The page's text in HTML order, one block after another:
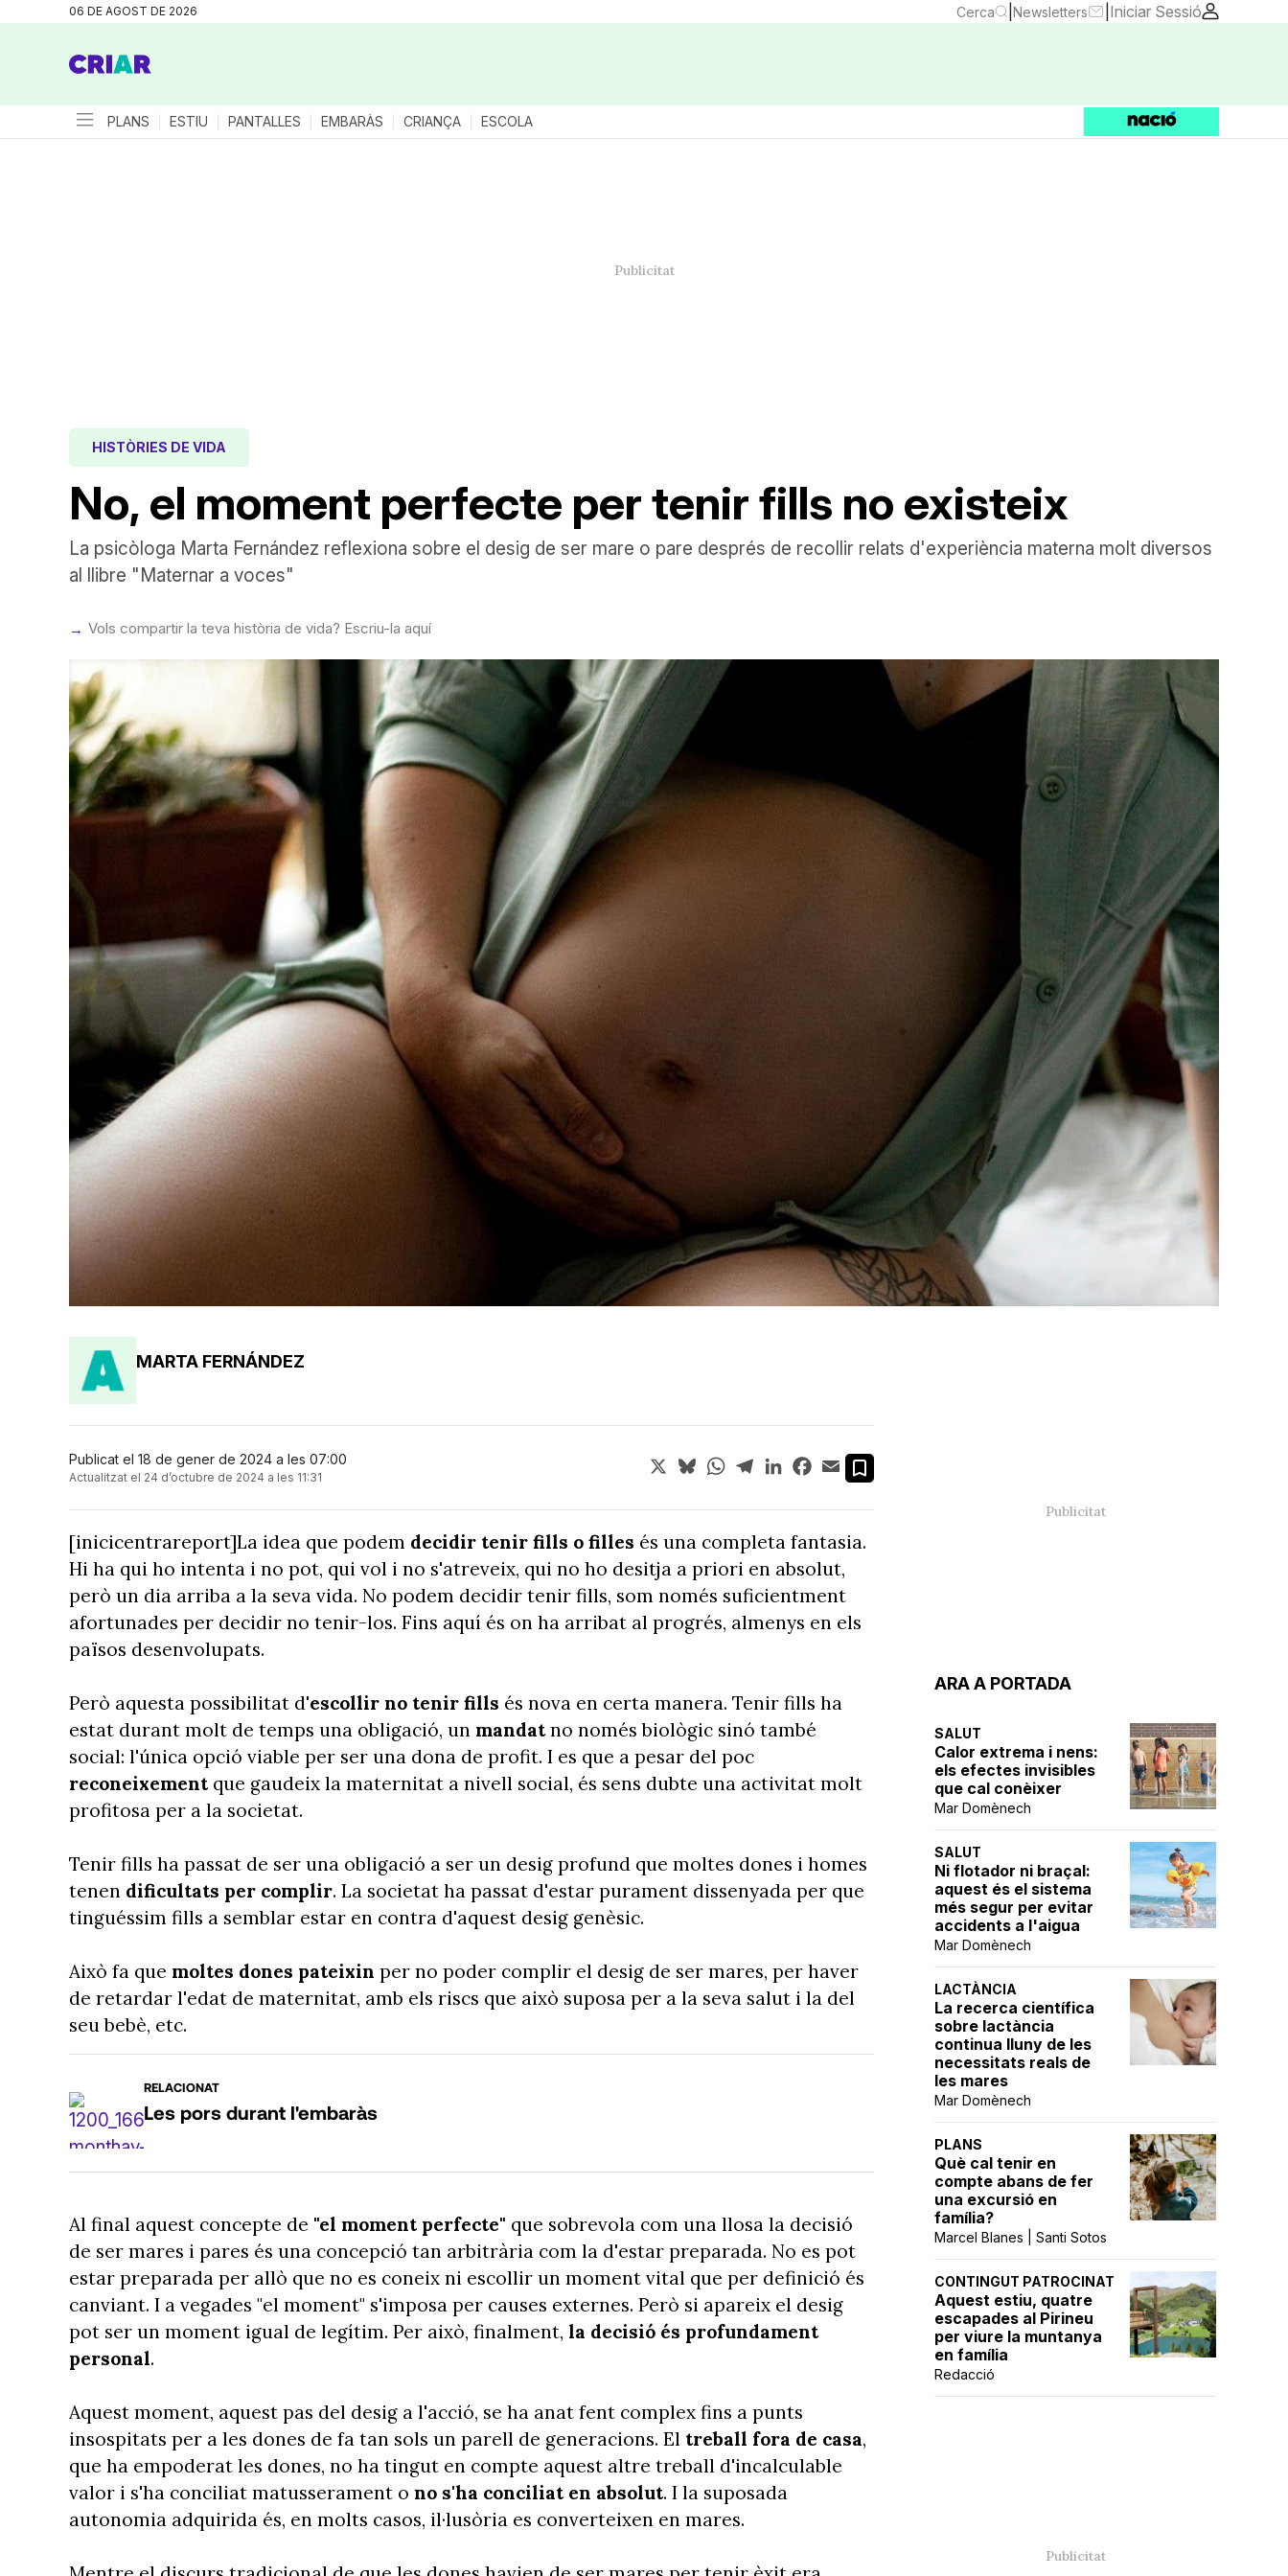
06 DE AGOST DE 2026 Cerca Newsletters Iniciar Sessió
PLANS ESTIU PANTALLES EMBARÀS CRIANÇA ESCOLA
No, el moment perfecte per tenir fills no existeix
HISTÒRIES DE VIDA
La psicòloga Marta Fernández reflexiona sobre el desig de ser mare o pare després de recollir relats d'experiència materna molt diversos
al llibre "Maternar a voces"
Vols compartir la teva història de vida? Escriu-la aquí
ARA A PORTADA
SALUT
Calor extrema i nens:
els efectes invisibles
que cal conèixer
Mar Domènech
SALUT
Ni flotador ni braçal:
aquest és el sistema
més segur per evitar
accidents a l'aigua
Mar Domènech
LACTÀNCIA
La recerca científica
sobre lactància
continua lluny de les
necessitats reals de
les mares
Mar Domènech
PLANS
Què cal tenir en
compte abans de fer
una excursió en
família?
Marcel Blanes | Santi Sotos
CONTINGUT PATROCINAT
Aquest estiu, quatre
escapades al Pirineu
per viure la muntanya
en família
Redacció
MARTA FERNÁNDEZ
Publicat el 18 de gener de 2024 a les 07:00
Actualitzat el 24 d’octubre de 2024 a les 11:31
X BlueskyWhatsApp
TelegramLinkedInFacebook
Email
[inicicentrareport]La idea que podem decidir tenir fills o filles és una completa fantasia.
Hi ha qui ho intenta i no pot, qui vol i no s'atreveix, qui no ho desitja a priori en absolut,
però un dia arriba a la seva vida. No podem decidir tenir fills, som només suficientment
afortunades per decidir no tenir-los. Fins aquí és on ha arribat al progrés, almenys en els
països desenvolupats.
Però aquesta possibilitat d'escollir no tenir fills és nova en certa manera. Tenir fills ha
estat durant molt de temps una obligació, un mandatno només biològic sinó també
social: l'única opció viable per ser una dona de profit. I es que a pesar del poc
reconeixementque gaudeix la maternitat a nivell social, és sens dubte una activitat molt
profitosa per a la societat.
Tenir fills ha passat de ser una obligació a ser un desig profund que moltes dones i homes
tenen dificultats per complir. La societat ha passat d'estar purament dissenyada per que
tinguéssim fills a semblar estar en contra d'aquest desig genèsic.
Això fa que moltes dones pateixin per no poder complir el desig de ser mares, per haver
de retardar l'edat de maternitat, amb els riscs que això suposa per a la seva salut i la del
seu bebè, etc.
RELACIONAT
Les pors durant l'embaràs
Al final aquest concepte de "el moment perfecte" que sobrevola com una llosa la decisió
de ser mares i pares és una concepció tan arbitrària com la d'estar preparada. No es pot
estar preparada per allò que no es coneix ni escollir un moment vital que per definició és
canviant. I a vegades "el moment" s'imposa per causes externes. Però si apareix el desig
pot ser un moment igual de legítim. Per això, finalment, la decisió és profundament
personal.
Aquest moment, aquest pas del desig a l'acció, se ha anat fent complex fins a punts
insospitats per a les dones de fa tan sols un parell de generacions. El treball fora de casa,
que ha empoderat les dones, no ha tingut en compte aquest altre treball d'incalculable
valor i s'ha conciliat matusserament o no s'ha conciliat en absolut. I la suposada
autonomia adquirida és, en molts casos, il·lusòria es converteixen en mares.